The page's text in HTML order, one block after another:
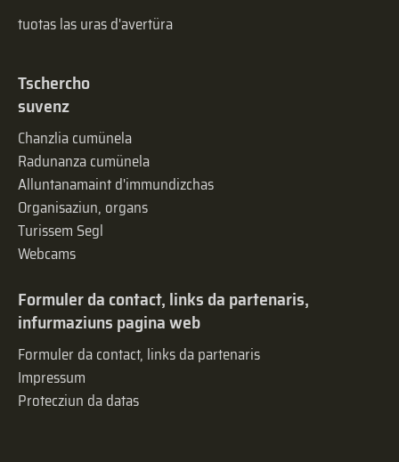
tuotas las uras d'avertüra
Tschercho
suvenz
Chanzlia cumünela
Radunanza cumünela
Alluntanamaint d'immundizchas
Organisaziun, organs
Turissem Segl
Webcams
Formuler da contact, links da partenaris,
infurmaziuns pagina web
Formuler da contact, links da partenaris
Impressum
Protecziun da datas